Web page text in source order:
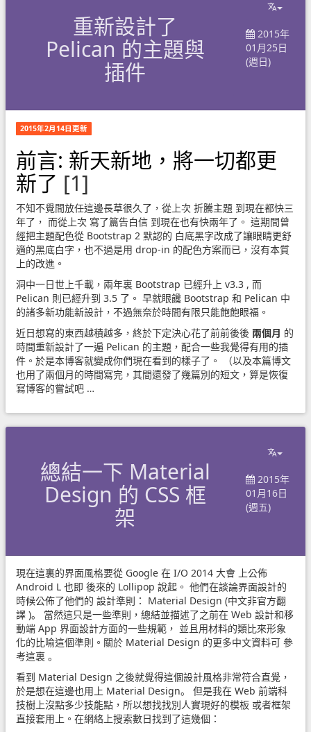
重新設計了
Pelican 的主題與
插件
2015年
01月25日
(週日)
2015年2月14日更新
前言: 新天新地，將一切都更
新了 [1]
不知不覺間放任這邊長草很久了，從上次 折騰主題 到現在都快三
年了， 而從上次 寫了篇告白信 到現在也有快兩年了。 這期間曾
經把主題配色從 Bootstrap 2 默認的 白底黑字改成了讓眼睛更舒
適的黑底白字，也不過是用 drop-in 的配色方案而已，沒有本質
上的改進。
洞中一日世上千載，兩年裏 Bootstrap 已經升上 v3.3 , 而
Pelican 則已經升到 3.5 了。 早就眼饞 Bootstrap 和 Pelican 中
的諸多新功能新設計，不過無奈於時間有限只能飽飽眼福。
近日想寫的東西越積越多，終於下定決心花了前前後後 兩個月 的
時間重新設計了一遍 Pelican 的主題，配合一些我覺得有用的插
件。於是本博客就變成你們現在看到的樣子了。 （以及本篇博文
也用了兩個月的時間寫完，其間還發了幾篇別的短文，算是恢復
寫博客的嘗試吧 …
總結一下 Material
Design 的 CSS 框
架
2015年
01月16日
(週五)
現在這裏的界面風格要從 Google 在 I/O 2014 大會 上公佈
Android L 也即 後來的 Lollipop 說起。 他們在談論界面設計的
時候公佈了他們的 設計準則： Material Design (中文非官方翻
譯 )。 當然這只是一些準則，總結並描述了之前在 Web 設計和移
動端 App 界面設計方面的一些規範， 並且用材料的類比來形象
化的比喻這個準則。關於 Material Design 的更多中文資料可 參
考這裏 。
看到 Material Design 之後就覺得這個設計風格非常符合直覺，
於是想在這邊也用上 Material Design。 但是我在 Web 前端科
技樹上沒點多少技能點，所以想找找別人實現好的模板 或者框架
直接套用上。在網絡上搜索數日找到了這幾個：